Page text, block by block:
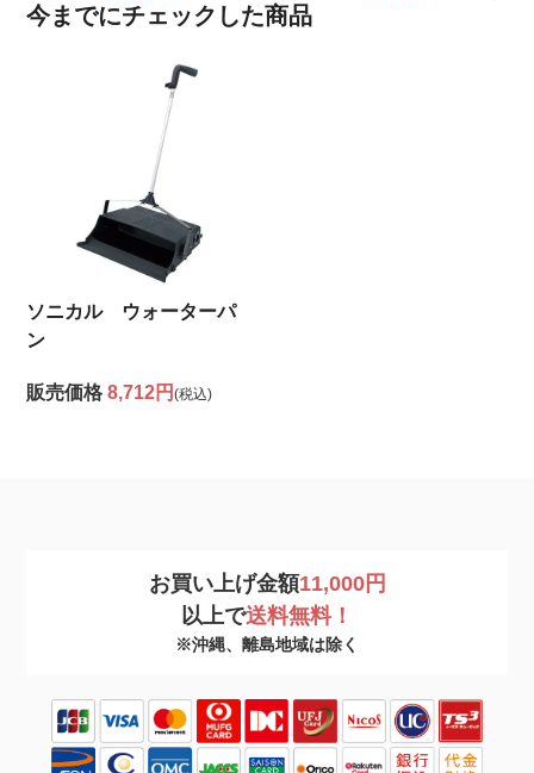
今までにチェックした商品
ソニカル ウォーターパ
ン
販売価格 8,712円(税込)
お買い上げ金額11,000円
以上で送料無料！
※沖縄、離島地域は除く